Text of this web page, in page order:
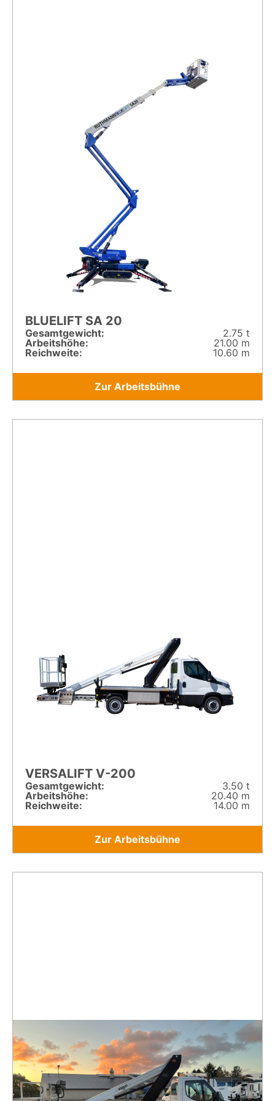
BLUELIFT SA 20
Gesamt­gewicht:
2.75 t
Arbeitshöhe:
21.00 m
Reichweite:
10.60 m
Zur Arbeitsbühne
VERSALIFT V-200
Gesamt­gewicht:
3.50 t
Arbeitshöhe:
20.40 m
Reichweite:
14.00 m
Zur Arbeitsbühne